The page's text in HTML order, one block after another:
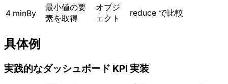
4 minBy
最小値の要
素を取得
オブジ
ェクト
reduce で比較
具体例
実践的なダッシュボード KPI 実装